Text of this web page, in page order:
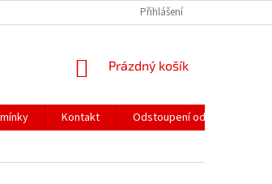
Přihlášení
NÁKUPNÍ
Prázdný košík
Kontakt
Odstoupení od smlouvy